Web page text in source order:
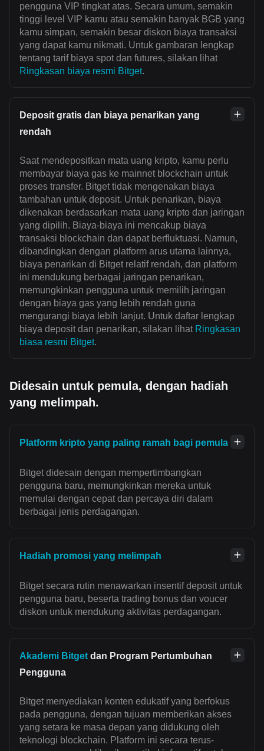
pengguna VIP tingkat atas. Secara umum, semakin
tinggi level VIP kamu atau semakin banyak BGB yang
kamu simpan, semakin besar diskon biaya transaksi
yang dapat kamu nikmati. Untuk gambaran lengkap
tentang tarif biaya spot dan futures, silakan lihat
Ringkasan biaya resmi Bitget.
Deposit gratis dan biaya penarikan yang
rendah
Saat mendepositkan mata uang kripto, kamu perlu
membayar biaya gas ke mainnet blockchain untuk
proses transfer. Bitget tidak mengenakan biaya
tambahan untuk deposit. Untuk penarikan, biaya
dikenakan berdasarkan mata uang kripto dan jaringan
yang dipilih. Biaya-biaya ini mencakup biaya
transaksi blockchain dan dapat berfluktuasi. Namun,
dibandingkan dengan platform arus utama lainnya,
biaya penarikan di Bitget relatif rendah, dan platform
ini mendukung berbagai jaringan penarikan,
memungkinkan pengguna untuk memilih jaringan
dengan biaya gas yang lebih rendah guna
mengurangi biaya lebih lanjut. Untuk daftar lengkap
biaya deposit dan penarikan, silakan lihat Ringkasan
biasa resmi Bitget.
Didesain untuk pemula, dengan hadiah
yang melimpah.
Platform kripto yang paling ramah bagi pemula
Bitget didesain dengan mempertimbangkan
pengguna baru, memungkinkan mereka untuk
memulai dengan cepat dan percaya diri dalam
berbagai jenis perdagangan.
Hadiah promosi yang melimpah
Bitget secara rutin menawarkan insentif deposit untuk
pengguna baru, beserta trading bonus dan voucer
diskon untuk mendukung aktivitas perdagangan.
Akademi Bitget dan Program Pertumbuhan
Pengguna
Bitget menyediakan konten edukatif yang berfokus
pada pengguna, dengan tujuan memberikan akses
yang setara ke masa depan yang didukung oleh
teknologi blockchain. Platform ini secara terus-